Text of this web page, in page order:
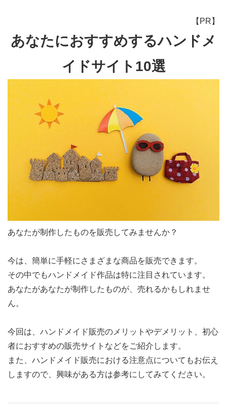
【PR】
あなたにおすすめするハンドメ
イドサイト10選
あなたが制作したものを販売してみませんか？
今は、簡単に手軽にさまざまな商品を販売できます。
その中でもハンドメイド作品は特に注目されています。
あなたがあなたが制作したものが、売れるかもしれませ
ん。
今回は、ハンドメイド販売のメリットやデメリット、初心
者におすすめの販売サイトなどをご紹介します。
また、ハンドメイド販売における注意点についてもお伝え
しますので、興味がある方は参考にしてみてください。